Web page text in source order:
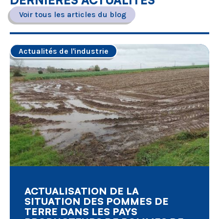
Voir tous les articles du blog
Actualités de l'industrie
ACTUALISATION DE LA
SITUATION DES POMMES DE
TERRE DANS LES PAYS